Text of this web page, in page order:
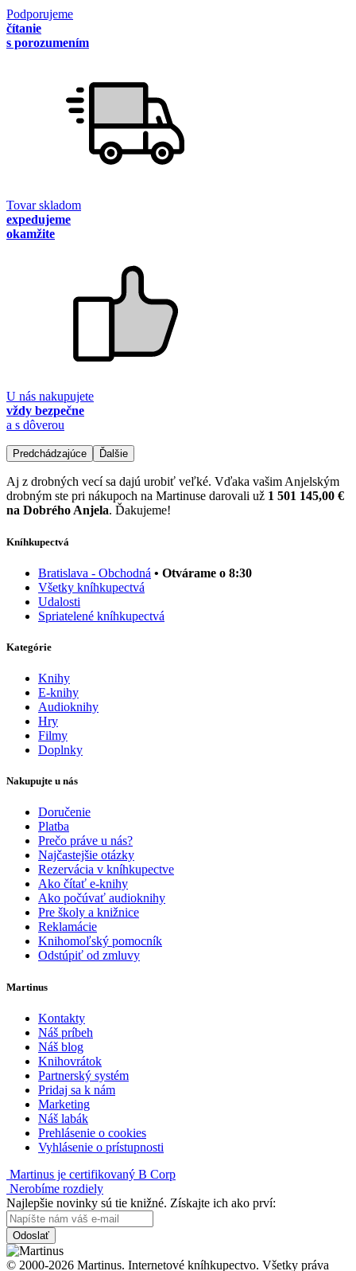
Podporujeme
čítanie
s porozumením
Tovar skladom
expedujeme
okamžite
U nás nakupujete
vždy bezpečne
a s dôverou
Predchádzajúce Ďalšie
Aj z drobných vecí sa dajú urobiť veľké. Vďaka vašim Anjelským
drobným ste pri nákupoch na Martinuse darovali už 1 501 145,00 €
na Dobrého Anjela. Ďakujeme!
Kníhkupectvá
Bratislava - Obchodná • Otvárame o 8:30
Všetky kníhkupectvá
Udalosti
Spriatelené kníhkupectvá
Kategórie
Knihy
E-knihy
Audioknihy
Hry
Filmy
Doplnky
Nakupujte u nás
Doručenie
Platba
Prečo práve u nás?
Najčastejšie otázky
Rezervácia v kníhkupectve
Ako čítať e-knihy
Ako počúvať audioknihy
Pre školy a knižnice
Reklamácie
Knihomoľský pomocník
Odstúpiť od zmluvy
Martinus
Kontakty
Náš príbeh
Náš blog
Knihovrátok
Partnerský systém
Pridaj sa k nám
Marketing
Náš labák
Prehlásenie o cookies
Vyhlásenie o prístupnosti
Martinus je certifikovaný B Corp
Nerobíme rozdiely
Najlepšie novinky sú tie knižné. Získajte ich ako prví:
Odoslať
© 2000-2026 Martinus. Internetové kníhkupectvo. Všetky práva